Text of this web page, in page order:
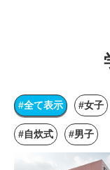
#全て表示 #女子
#自炊式 #男子